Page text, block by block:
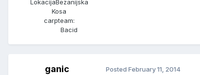
LokacijaBezanijska
Kosa
carpteam:
Bacid
ganic Posted February 11, 2014